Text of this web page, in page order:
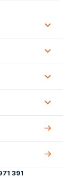
O
391